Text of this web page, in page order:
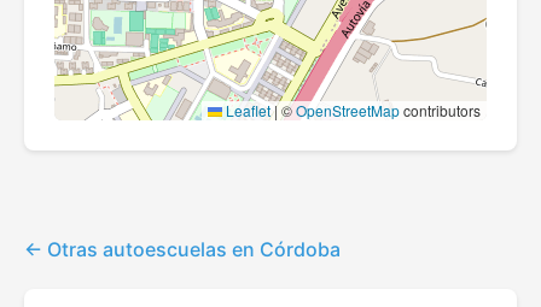
Leaflet |©OpenStreetMapcontributors
Otras autoescuelas en Córdoba